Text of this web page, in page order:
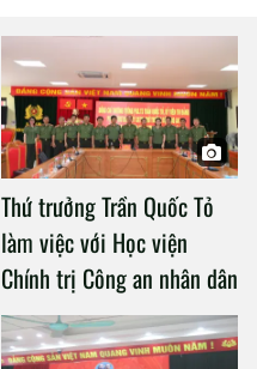
Thứ trưởng Trần Quốc Tỏ
làm việc với Học viện
Chính trị Công an nhân dân